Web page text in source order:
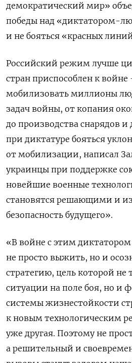
демократический мир»
победы над «диктатором-
и не бояться «красных
Российский режим лучше
стран приспособлен к
мобилизовать миллионы
задач войны, от копания
до производства снарядов и
при диктатуре бояться
от мобилизации, написал
украинцы при поддержке
новейшие военные
становятся решающими и
безопасность будущего».
«В войне с этим
не просто выжить, но и
стратегию, цель которой не
ситуации на поле боя, но и
системы жизнестойкости
к новым технологическим
уже другая. Поэтому не
а решительный и